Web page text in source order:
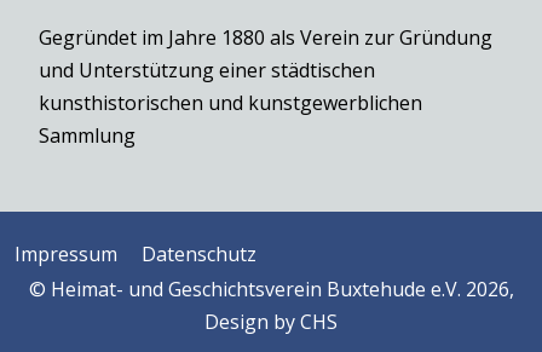
Gegründet im Jahre 1880 als Verein zur Gründung
und Unterstützung einer städtischen
kunsthistorischen und kunstgewerblichen
Sammlung
Impressum
Datenschutz
© Heimat- und Geschichtsverein Buxtehude e.V. 2026,
Design byCHS